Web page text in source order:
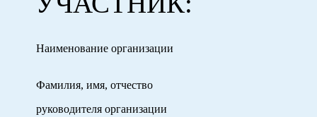
Наименование организации
Фамилия, имя, отчество
руководителя организации